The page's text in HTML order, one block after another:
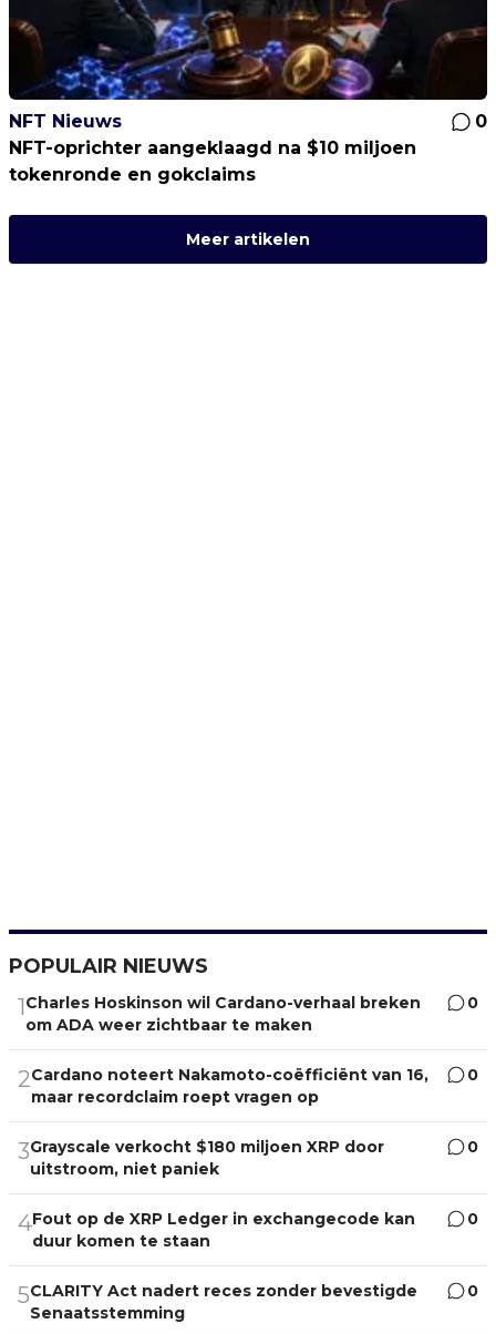
NFT Nieuws
0
NFT-oprichter aangeklaagd na $10 miljoen
tokenronde en gokclaims
Meer artikelen
POPULAIR NIEUWS
1Charles Hoskinson wil Cardano-verhaal breken
om ADA weer zichtbaar te maken
0
2Cardano noteert Nakamoto-coëfficiënt van 16,
maar recordclaim roept vragen op
0
3Grayscale verkocht $180 miljoen XRP door
uitstroom, niet paniek
0
4Fout op de XRP Ledger in exchangecode kan
duur komen te staan
0
5CLARITY Act nadert reces zonder bevestigde
Senaatsstemming
0